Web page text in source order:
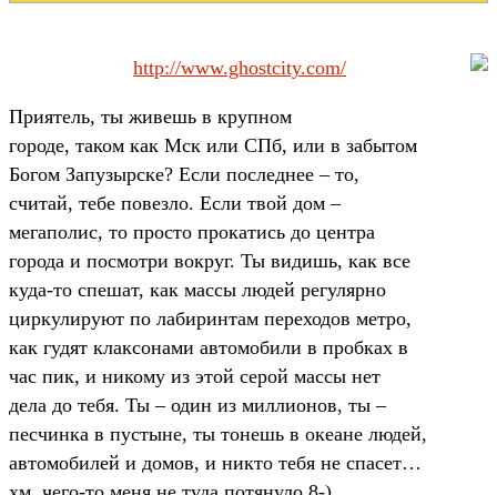
http://www.ghostcity.com/
Приятель, ты живешь в крупном
городе, таком как Мск или СПб, или в забытом
Богом Запузырске? Если последнее – то,
считай, тебе повезло. Если твой дом –
мегаполис, то просто прокатись до центра
города и посмотри вокруг. Ты видишь, как все
куда-то спешат, как массы людей регулярно
циркулируют по лабиринтам переходов метро,
как гудят клаксонами автомобили в пробках в
час пик, и никому из этой серой массы нет
дела до тебя. Ты – один из миллионов, ты –
песчинка в пустыне, ты тонешь в океане людей,
автомобилей и домов, и никто тебя не спасет…